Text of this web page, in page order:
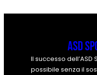
ASD
Il successo
possibile senza il